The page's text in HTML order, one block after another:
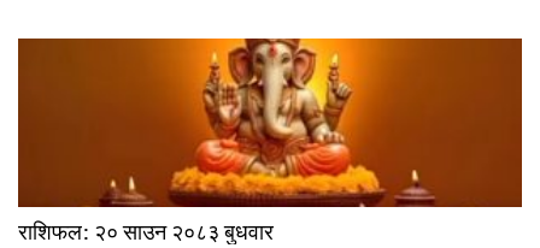
राशिफल: २० साउन २०८३ बुधवार